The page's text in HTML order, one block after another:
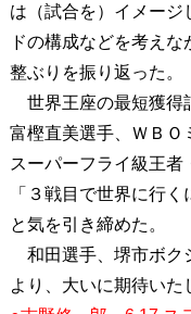
は（試合を）イメージ
ドの構成などを考え
整ぶりを振り返った。
世界王座の最短獲得
富樫直美選手、ＷＢＯ
スーパーフライ級王
「３戦目で世界に行
と気を引き締めた。
和田選手、堺市ボク
より、大いに期待いた